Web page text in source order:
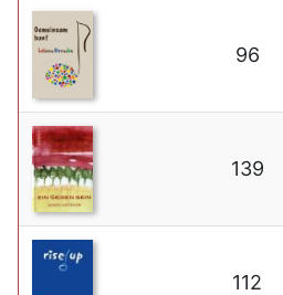
96
139
112